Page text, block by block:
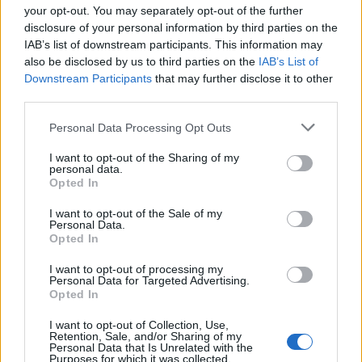
your opt-out. You may separately opt-out of the further
disclosure of your personal information by third parties on the
IAB’s list of downstream participants. This information may
also be disclosed by us to third parties on the IAB’s List of
Downstream Participants that may further disclose it to other
Please note that this website/app uses one or more Google
not limited to your visit or usage behaviour. You may click to
grant or deny consent to Google and its third-party tags to
use your data for below specified purposes in below Google
consent section.
Personal Data Processing Opt Outs
I want to opt-out of the Sharing of my
personal data.
Opted In
I want to opt-out of the Sale of my
Personal Data.
Opted In
I want to opt-out of processing my
Personal Data for Targeted Advertising.
Opted In
I want to opt-out of Collection, Use,
Retention, Sale, and/or Sharing of my
Personal Data that Is Unrelated with the
Purposes for which it was collected.
Γενετική προδιάθεση και μεγαλύτερος
κίνδυνος
Ιδιαίτερα ευάλωτα φαίνονται τα κύτταρα του
μαστού με μεταλλάξεις στο γονίδιο BRCA1. Αυτά τα
κύτταρα εκφράζουν υψηλότερα επίπεδα μιας
επιφανειακής ουσίας που διευκολύνει την